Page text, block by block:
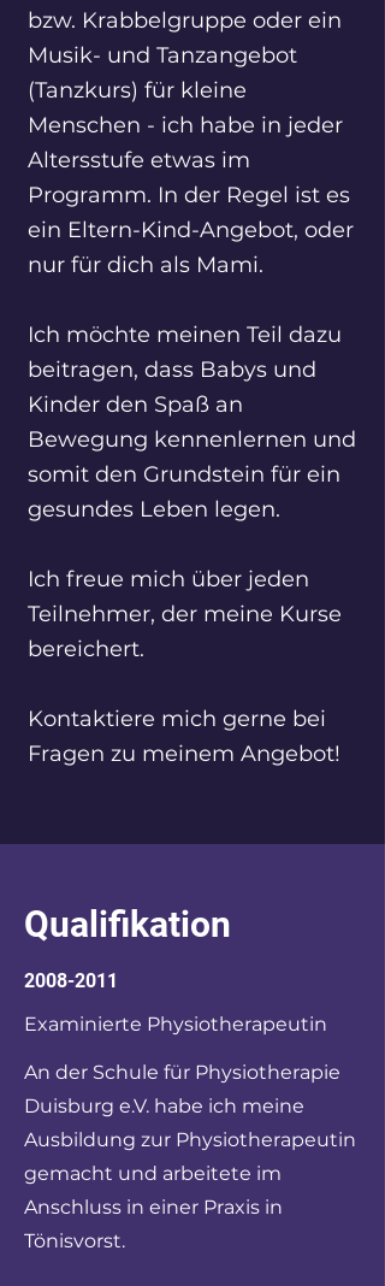
bzw. Krabbelgruppe oder ein
Musik- und Tanzangebot
(Tanzkurs) für kleine
Menschen - ich habe in jeder
Altersstufe etwas im
Programm. In der Regel ist es
ein Eltern-Kind-Angebot, oder
nur für dich als Mami.
Ich möchte meinen Teil dazu
beitragen, dass Babys und
Kinder den Spaß an
Bewegung kennenlernen und
somit den Grundstein für ein
gesundes Leben legen.
Ich freue mich über jeden
Teilnehmer, der meine Kurse
bereichert.
Kontaktiere mich gerne bei
Fragen zu meinem Angebot!
Qualifikation
2008-2011
Examinierte Physiotherapeutin
An der Schule für Physiotherapie
Duisburg e.V. habe ich meine
Ausbildung zur Physiotherapeutin
gemacht und arbeitete im
Anschluss in einer Praxis in
Tönisvorst.